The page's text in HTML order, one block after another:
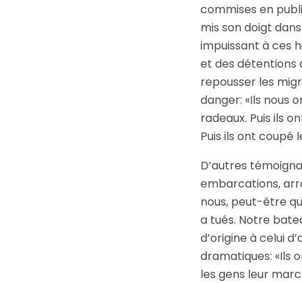
commises en
mis son doigt
impuissant à ces
et des détentions
repousser les
danger: «Ils nous
radeaux. Puis ils
Puis ils ont coupé
D’autres
embarcations,
nous, peut-être
a tués. Notre
d’origine à celui
dramatiques: «Ils
les gens leur